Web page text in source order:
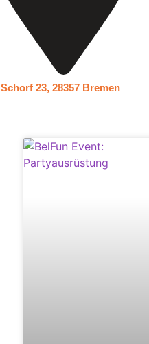
Schorf 23, 28357 Bremen